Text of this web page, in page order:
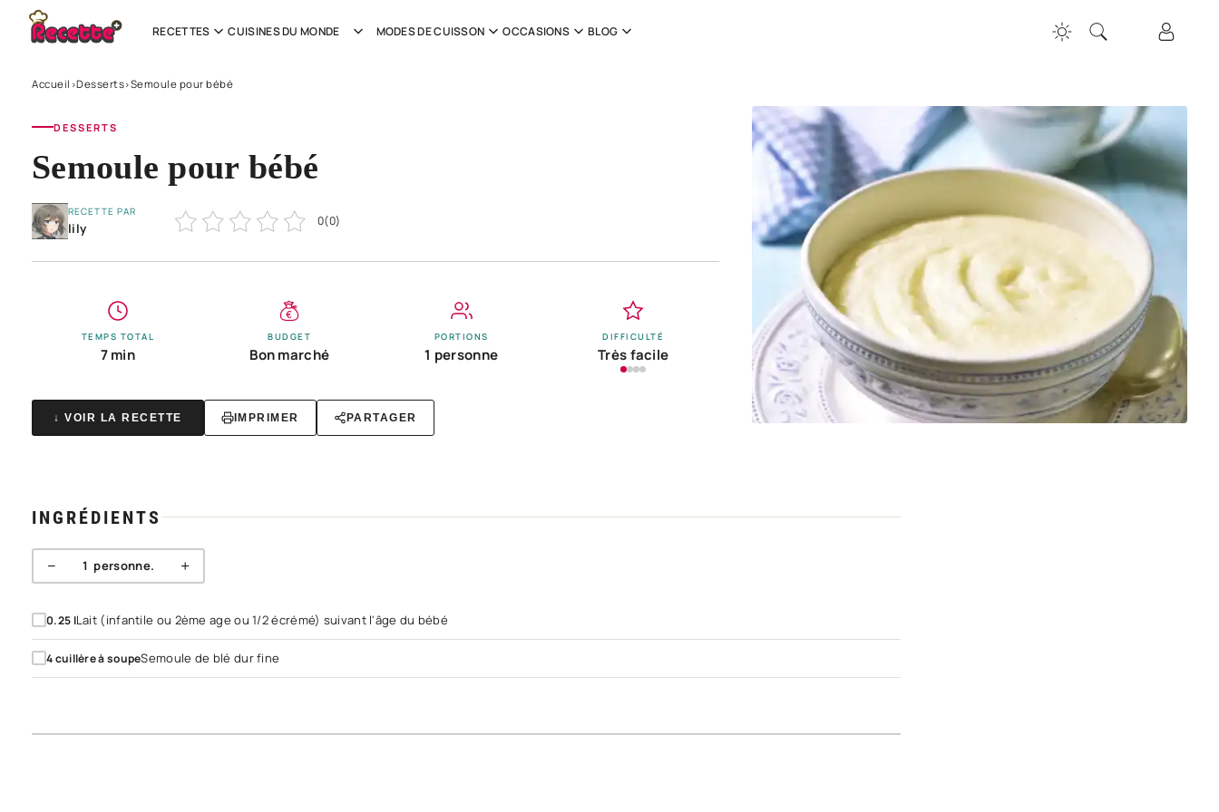
RECETTES CUISINES DU MONDE MODES DE CUISSON OCCASIONS BLOG
Accueil ›Desserts›Semoule pour bébé
DESSERTS
Semoule pour bébé
RECETTE PAR
lily 0(0)
TEMPS TOTAL
7 min
BUDGET
Bon marché
PORTIONS
1 personne
DIFFICULTÉ
Très facile
↓ VOIR LA RECETTE IMPRIMER PARTAGER
INGRÉDIENTS
− 1 personne. +
0.25 lLait (infantile ou 2ème age ou 1/2 écrémé) suivant l'âge du bébé
4cuillère à soupeSemoule de blé dur fine